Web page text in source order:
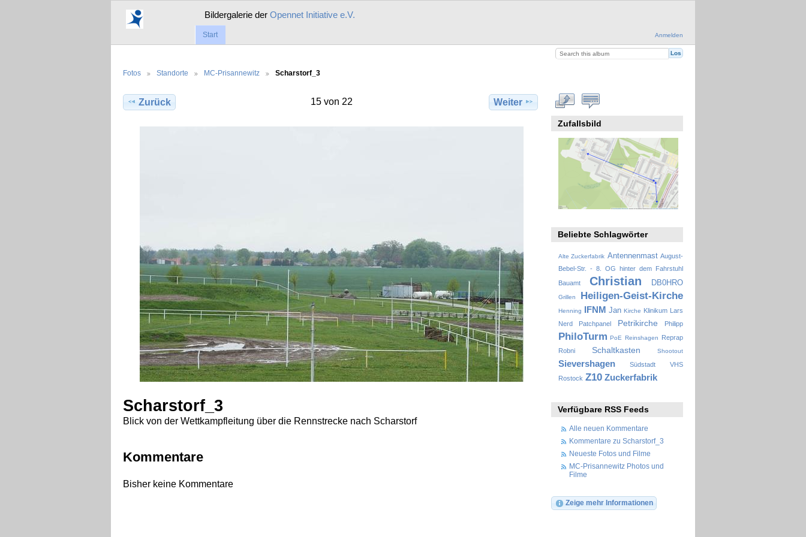
Bildergalerie derOpennet Initiative e.V.
Anmelden
Start
Fotos Standorte MC-Prisannewitz Scharstorf_3
Zurück 15 von 22 Weiter
Scharstorf_3
Blick von der Wettkampfleitung über die Rennstrecke nach Scharstorf
Kommentare
Bisher keine Kommentare
Zufallsbild
Beliebte Schlagwörter
Alte Zuckerfabrik Antennenmast August-
Bebel-Str. - 8. OG hinter dem Fahrstuhl
Bauamt
Christian DB0HRO
Grillen Heiligen-Geist-Kirche
Henning IFNM Jan Kirche Klinikum Lars
Nerd
Patchpanel Petrikirche Philipp
PhiloTurm PoE Reinshagen
Reprap
Robni
Schaltkasten Shootout
Sievershagen Südstadt
VHS
Rostock Z10 Zuckerfabrik
Verfügbare RSS Feeds
Alle neuen Kommentare
Kommentare zu Scharstorf_3
Neueste Fotos und Filme
MC-Prisannewitz Photos und
Filme
Zeige mehr Informationen